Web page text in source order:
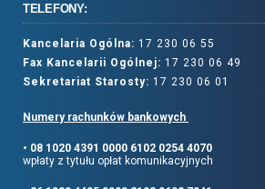
TELEFONY:
Kancelaria Ogólna: 17 230 06 55
Fax Kancelarii Ogólnej: 17 230 06 49
Sekretariat Starosty: 17 230 06 01
Numery rachunków bankowych
• 08 1020 4391 0000 6102 0254 4070
wpłaty z tytułu opłat komunikacyjnych